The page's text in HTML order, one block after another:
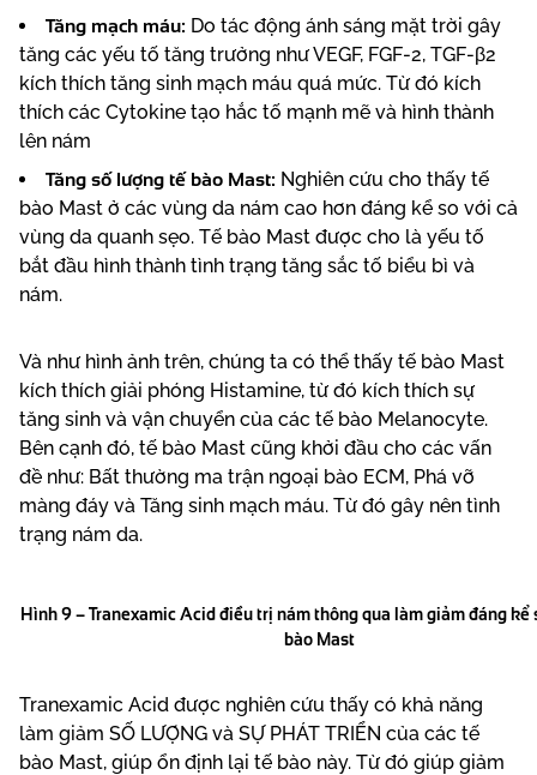
Tăng mạch máu: Do tác động ánh sáng mặt trời gây
tăng các yếu tố tăng trưởng như VEGF, FGF-2, TGF-β2
kích thích tăng sinh mạch máu quá mức. Từ đó kích
thích các Cytokine tạo hắc tố mạnh mẽ và hình thành
lên nám
Tăng số lượng tế bào Mast: Nghiên cứu cho thấy tế
bào Mast ở các vùng da nám cao hơn đáng kể so với cả
vùng da quanh sẹo. Tế bào Mast được cho là yếu tố
bắt đầu hình thành tình trạng tăng sắc tố biểu bì và
nám.
Và như hình ảnh trên, chúng ta có thể thấy tế bào Mast
kích thích giải phóng Histamine, từ đó kích thích sự
tăng sinh và vận chuyển của các tế bào Melanocyte.
Bên cạnh đó, tế bào Mast cũng khởi đầu cho các vấn
đề như: Bất thường ma trận ngoại bào ECM, Phá vỡ
màng đáy và Tăng sinh mạch máu. Từ đó gây nên tình
trạng nám da.
Hình 9 – Tranexamic Acid điều trị nám thông qua làm giảm đáng kể
bào Mast
Tranexamic Acid được nghiên cứu thấy có khả năng
làm giảm SỐ LƯỢNG và SỰ PHÁT TRIỂN của các tế
bào Mast, giúp ổn định lại tế bào này. Từ đó giúp giảm